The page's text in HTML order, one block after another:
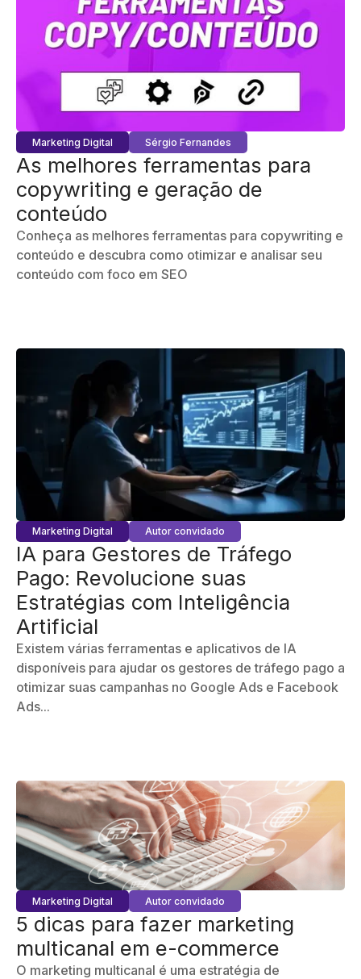
Marketing Digital Sérgio Fernandes
As melhores ferramentas para
copywriting e geração de
conteúdo
Conheça as melhores ferramentas para copywriting e
conteúdo e descubra como otimizar e analisar seu
conteúdo com foco em SEO
Marketing Digital Autor convidado
IA para Gestores de Tráfego
Pago: Revolucione suas
Estratégias com Inteligência
Artificial
Existem várias ferramentas e aplicativos de IA
disponíveis para ajudar os gestores de tráfego pago a
otimizar suas campanhas no Google Ads e Facebook
Ads...
Marketing Digital Autor convidado
5 dicas para fazer marketing
multicanal em e-commerce
O marketing multicanal é uma estratégia de